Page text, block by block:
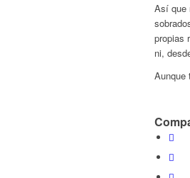
Así que
propias
ni,
Aunque